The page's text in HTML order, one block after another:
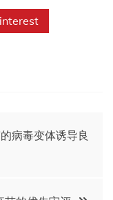
病毒变体诱导良